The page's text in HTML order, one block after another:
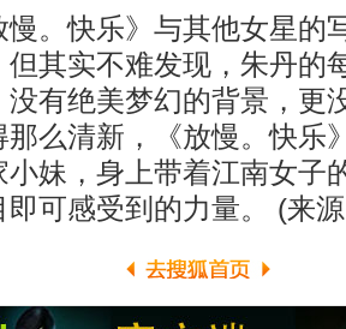
快乐》与其他女星的
其实不难发现，朱丹的
没有绝美梦幻的背景，更
那么清新，《放慢。快乐
小妹，身上带着江南女子
可感受到的力量。 (来